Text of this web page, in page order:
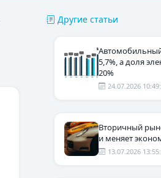
Другие статьи
5,7%, а доля
20%
24.07.2026
Вторичный
и меняет
13.07.2026